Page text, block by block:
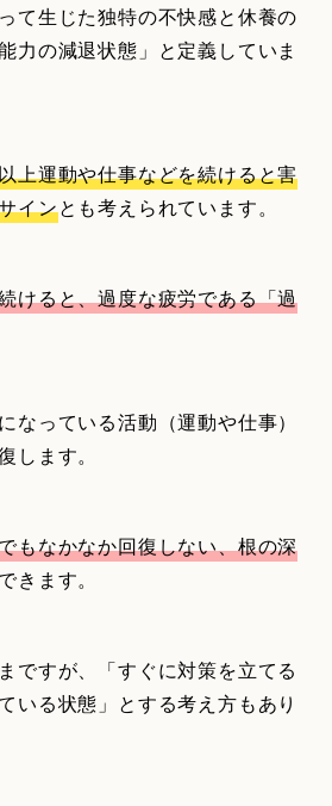
て生じた独特の不快感と休養の
力の減退状態」と定義していま
上運動や仕事などを続けると害
インとも考えられています。
けると、過度な疲労である「過
なっている活動（運動や仕事）
します。
もなかなか回復しない、根の深
きます。
ですが、「すぐに対策を立てる
いる状態」とする考え方もあり